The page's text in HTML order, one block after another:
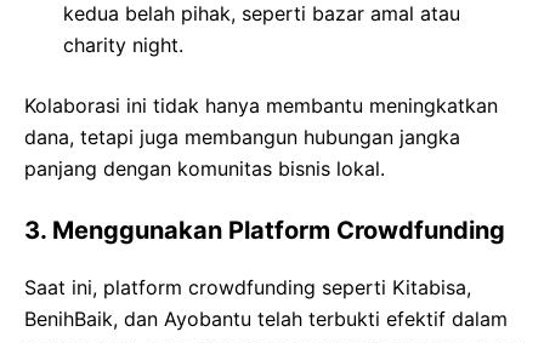
kedua belah pihak, seperti bazar amal atau
charity night.
Kolaborasi ini tidak hanya membantu meningkatkan
dana, tetapi juga membangun hubungan jangka
panjang dengan komunitas bisnis lokal.
3. Menggunakan Platform Crowdfunding
Saat ini, platform crowdfunding seperti Kitabisa,
BenihBaik, dan Ayobantu telah terbukti efektif dalam